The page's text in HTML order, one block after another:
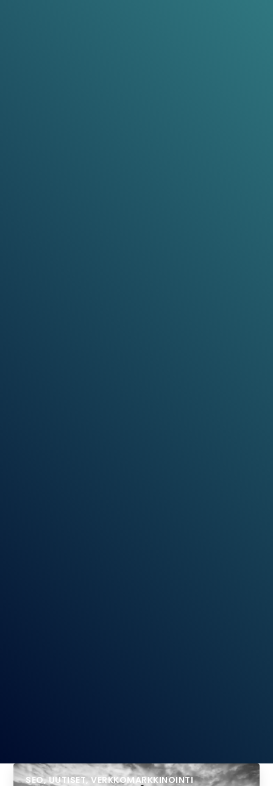
SEO,UUTISET,VERKKOMARKKINOINTI